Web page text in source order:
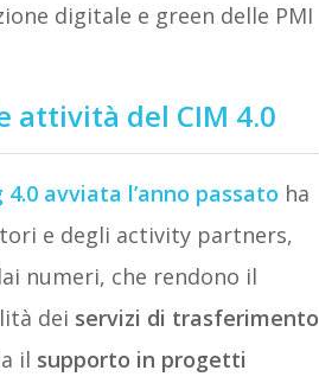
digitale e green delle PMI
attività del CIM 4.0
avviata l’anno passato ha
e degli activity partners,
numeri, che rendono il
dei servizi di trasferimento
il supporto in progetti
C